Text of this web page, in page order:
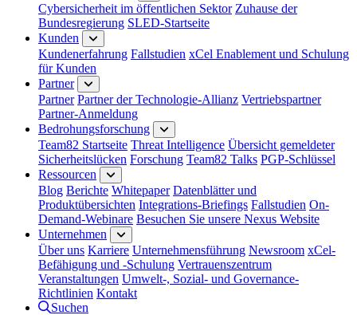
Cybersicherheit im öffentlichen Sektor Zuhause der
Bundesregierung SLED-Startseite
Kunden
Kundenerfahrung Fallstudien xCel Enablement und Schulung
für Kunden
Partner
Partner Partner der Technologie-Allianz Vertriebspartner
Partner-Anmeldung
Bedrohungsforschung
Team82 Startseite Threat Intelligence Übersicht gemeldeter
Sicherheitslücken Forschung Team82 Talks PGP-Schlüssel
Ressourcen
Blog Berichte Whitepaper Datenblätter und
Produktübersichten Integrations-Briefings Fallstudien On-
Demand-Webinare Besuchen Sie unsere Nexus Website
Unternehmen
Über uns Karriere Unternehmensführung Newsroom xCel-
Befähigung und -Schulung Vertrauenszentrum
Veranstaltungen Umwelt-, Sozial- und Governance-
Richtlinien Kontakt
Suchen